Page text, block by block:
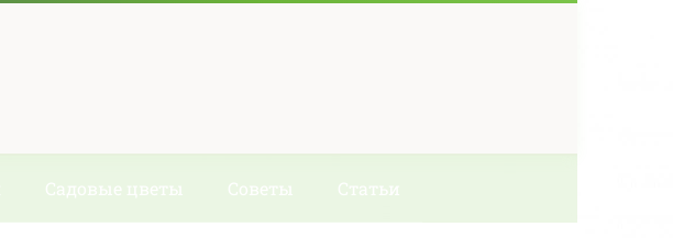
Садовые цветы Советы Статьи